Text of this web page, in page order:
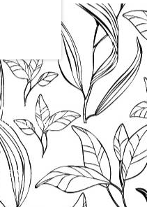
Kohlberg
Lucelle
30